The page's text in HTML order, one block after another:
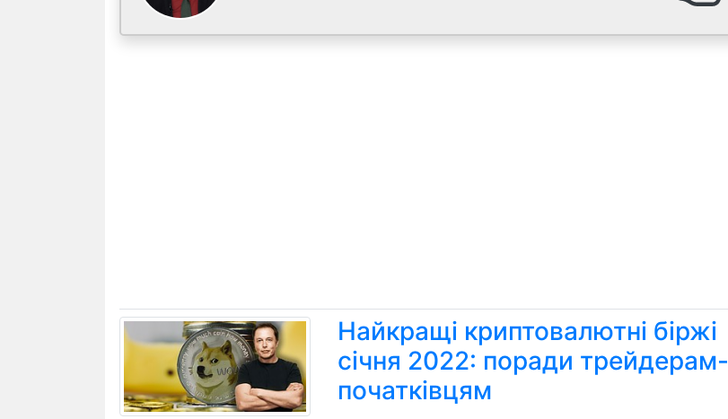
Найкращі криптовалютні біржі
січня 2022: поради трейдерам-
початківцям